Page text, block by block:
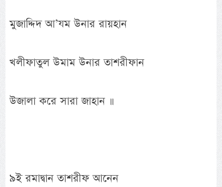
মুজাদ্দিদ আ’যম উনার রায়হান
খলীফাতুল উমাম উনার তাশরীফান
উজালা করে সারা জাহান ॥
৯ই রমাদ্বান তাশরীফ আনেন